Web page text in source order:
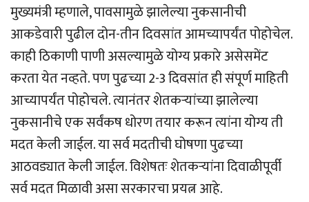
मुख्यमंत्री म्हणाले, पावसामुळे झालेल्या नुकसानीची
आकडेवारी पुढील दोन-तीन दिवसांत आमच्यापर्यंत पोहोचेल.
काही ठिकाणी पाणी असल्यामुळे योग्य प्रकारे असेसमेंट
करता येत नव्हते. पण पुढच्या 2-3 दिवसांत ही संपूर्ण माहिती
आच्यापर्यंत पोहोचले. त्यानंतर शेतकर्‍यांच्या झालेल्या
नुकसानीचे एक सर्वंकष धोरण तयार करून त्यांना योग्य ती
मदत केली जाईल. या सर्व मदतीची घोषणा पुढच्या
आठवड्यात केली जाईल. विशेषतः शेतकर्‍यांना दिवाळीपूर्वी
सर्व मदत मिळावी असा सरकारचा प्रयत्न आहे.